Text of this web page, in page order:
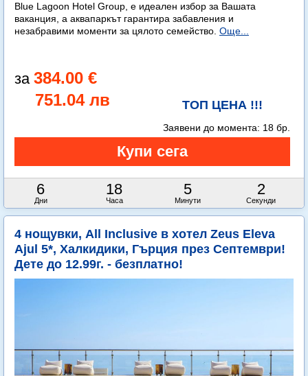
Blue Lagoon Hotel Group, е идеален избор за Вашата
ваканция, а аквапаркът гарантира забавления и
незабравими моменти за цялото семейство. Още...
384.00 €
751.04 лв
ТОП ЦЕНА !!!
6
Дни
18
Часа
5
Минути
1
Секунда
Заявени до момента: 18 бр.
4 нощувки, All Inclusive в хотел Zeus Eleva
Ajul 5*, Халкидики, Гърция през Септември!
Дете до 12.99г. - безплатно!